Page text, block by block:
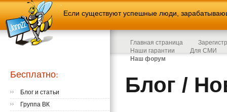
Если существуют успешные люди,
Бесплатно:
Блог и статьи
Группа ВК
Главная страница
Наши гарантии
Для СМИ
Наш форум
Блог /